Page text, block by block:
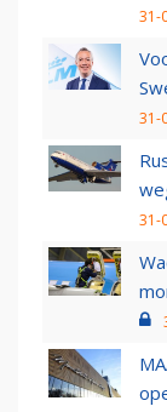
31-
31-
31-